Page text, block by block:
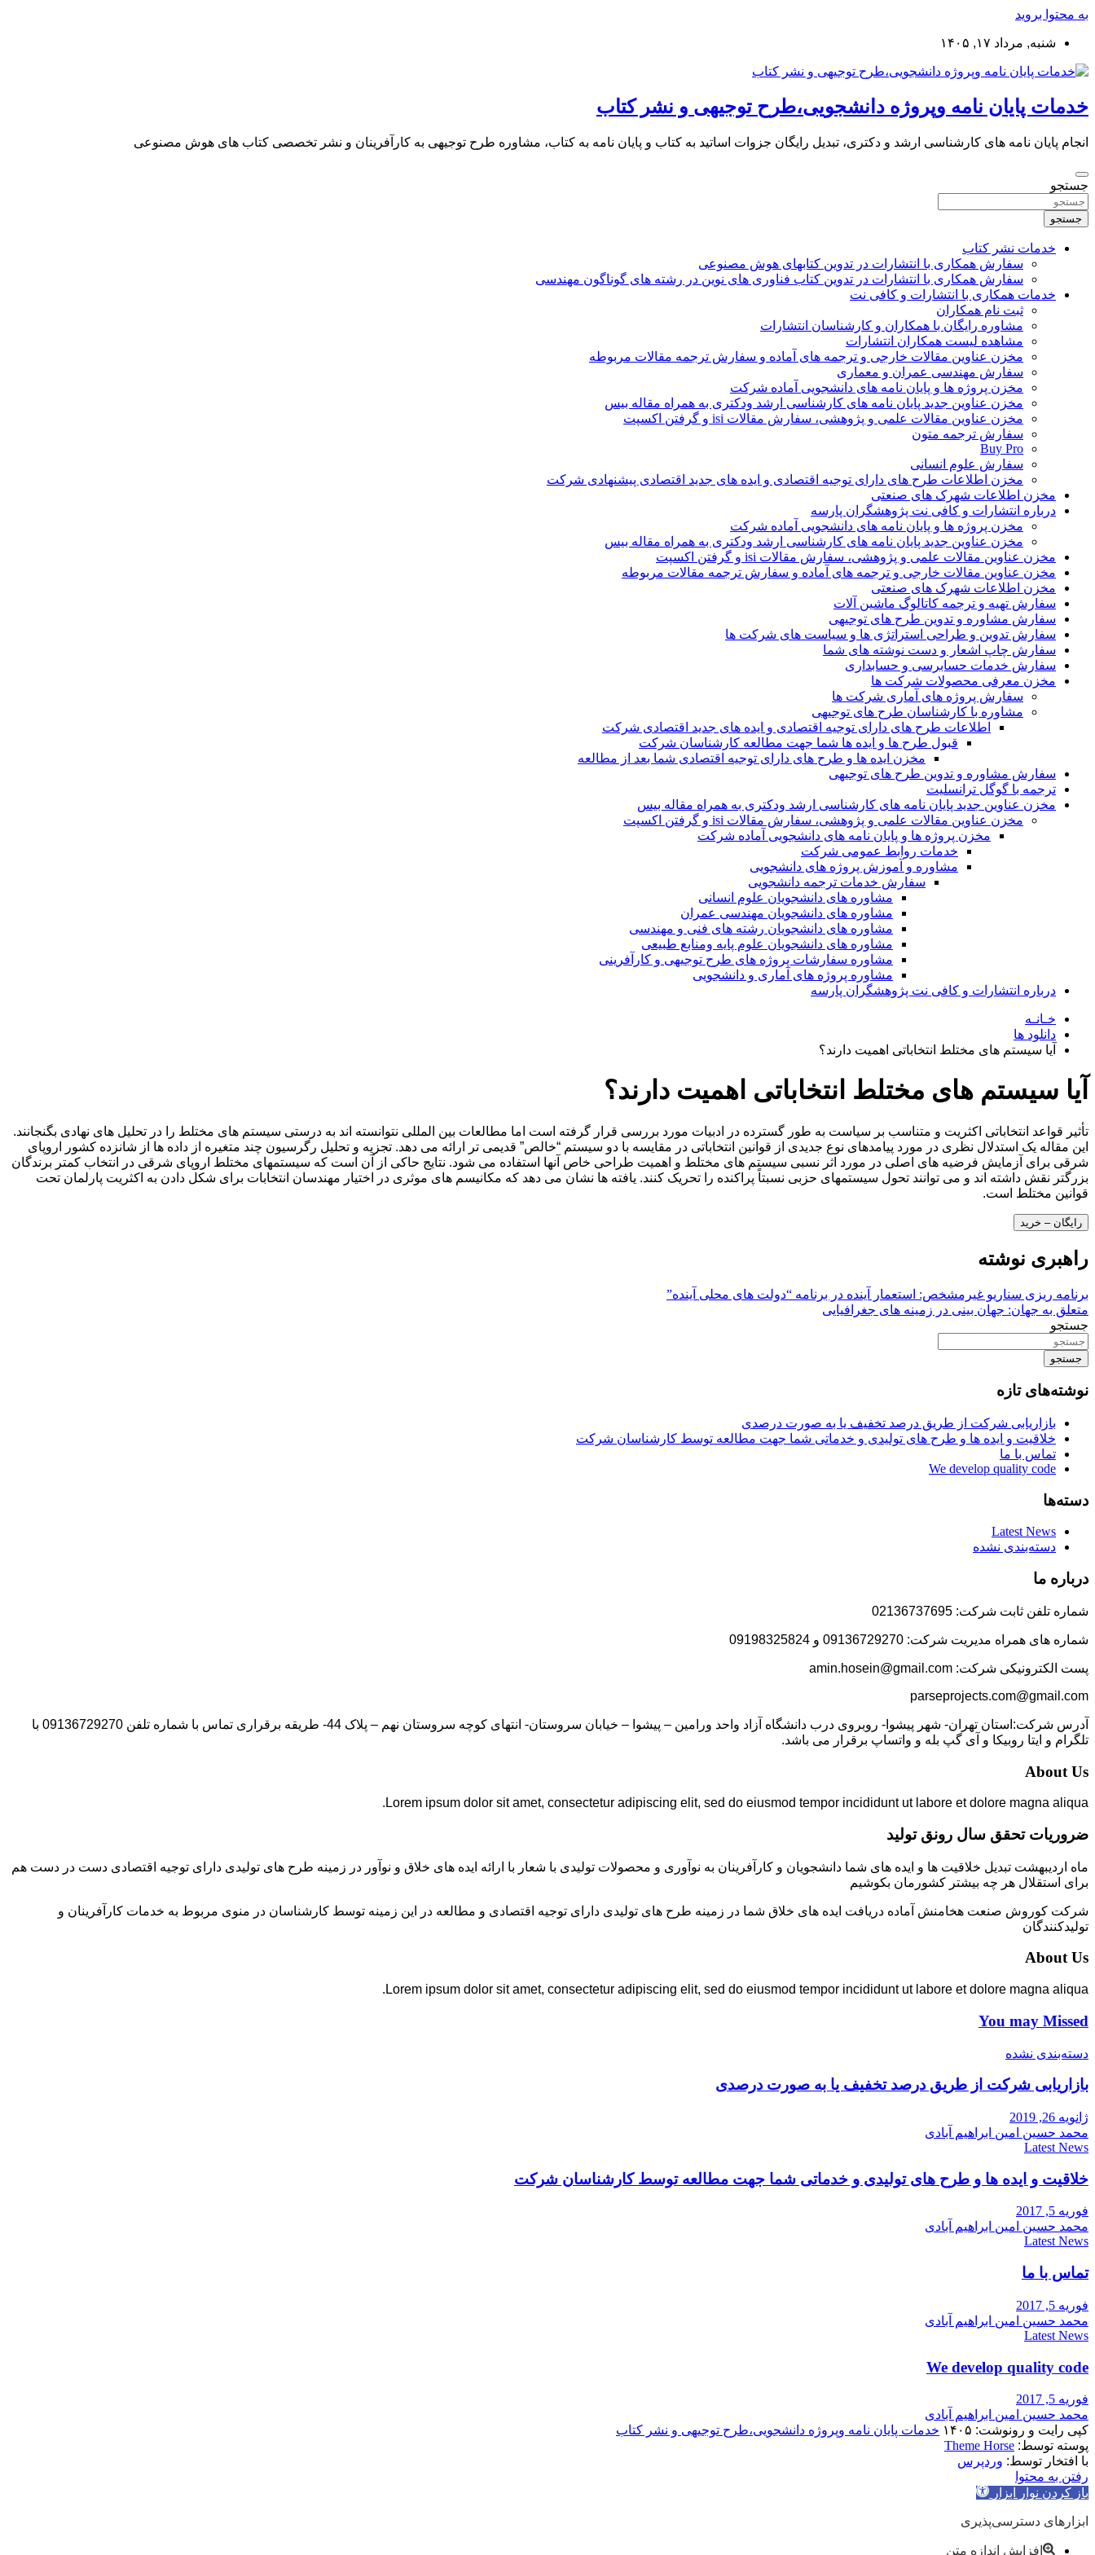
به محتوا بروید
شنبه, مرداد ۱۷, ۱۴۰۵
خدمات پایان نامه وپروژه دانشجویی،طرح توجیهی و نشر کتاب
انجام پایان نامه های کارشناسی ارشد و دکتری، تبدیل رایگان جزوات اساتید به کتاب و پایان نامه به کتاب، مشاوره طرح توجیهی به کارآفرینان و نشر تخصصی کتاب های هوش مصنوعی
جستجو
جستجو
خدمات نشر کتاب
سفارش همکاری با انتشارات در تدوین کتابهای هوش مصنوعی
سفارش همکاری با انتشارات در تدوین کتاب فناوری های نوین در رشته های گوناگون مهندسی
خدمات همکاری با انتشارات و کافی نت
ثبت نام همکاران
مشاوره رایگان با همکاران و کارشناسان انتشارات
مشاهده لیست همکاران انتشارات
مخزن عناوین مقالات خارجی و ترجمه های آماده و سفارش ترجمه مقالات مربوطه
سفارش مهندسی عمران و معماری
مخزن پروژه ها و پایان نامه های دانشجویی آماده شرکت
مخزن عناوین جدید پایان نامه های کارشناسی ارشد ودکتری به همراه مقاله بیس
مخزن عناوین مقالات علمی و پژوهشی، سفارش مقالات isi و گرفتن اکسپت
سفارش ترجمه متون
Buy Pro
سفارش علوم انسانی
مخزن اطلاعات طرح های دارای توجیه اقتصادی و ایده های جدید اقتصادی پیشنهادی شرکت
مخزن اطلاعات شهرک های صنعتی
درباره انتشارات و کافی نت پژوهشگران پارسه
مخزن پروژه ها و پایان نامه های دانشجویی آماده شرکت
مخزن عناوین جدید پایان نامه های کارشناسی ارشد ودکتری به همراه مقاله بیس
مخزن عناوین مقالات علمی و پژوهشی، سفارش مقالات isi و گرفتن اکسپت
مخزن عناوین مقالات خارجی و ترجمه های آماده و سفارش ترجمه مقالات مربوطه
مخزن اطلاعات شهرک های صنعتی
سفارش تهیه و ترجمه کاتالوگ ماشین آلات
سفارش مشاوره و تدوین طرح های توجیهی
سفارش تدوین و طراحی استراتژی ها و سیاست های شرکت ها
سفارش چاپ اشعار و دست نوشته های شما
سفارش خدمات حسابرسی و حسابداری
مخزن معرفی محصولات شرکت ها
سفارش پروژه های آماری شرکت ها
مشاوره با کارشناسان طرح های توجیهی
اطلاعات طرح های دارای توجیه اقتصادی و ایده های جدید اقتصادی شرکت
قبول طرح ها و ایده ها شما جهت مطالعه کارشناسان شرکت
مخزن ایده ها و طرح های دارای توجیه اقتصادی شما بعد از مطالعه
سفارش مشاوره و تدوین طرح های توجیهی
ترجمه با گوگل ترانسلیت
مخزن عناوین جدید پایان نامه های کارشناسی ارشد ودکتری به همراه مقاله بیس
مخزن عناوین مقالات علمی و پژوهشی، سفارش مقالات isi و گرفتن اکسپت
مخزن پروژه ها و پایان نامه های دانشجویی آماده شرکت
خدمات روابط عمومی شرکت
مشاوره و آموزش پروژه های دانشجویی
سفارش خدمات ترجمه دانشجویی
مشاوره های دانشجویان علوم انسانی
مشاوره های دانشجویان مهندسی عمران
مشاوره های دانشجویان رشته های فنی و مهندسی
مشاوره های دانشجویان علوم پایه ومنابع طبیعی
مشاوره سفارشات پروژه های طرح توجیهی و کارآفرینی
مشاوره پروژه های آماری و دانشجویی
درباره انتشارات و کافی نت پژوهشگران پارسه
خـانـه
دانلود ها
آیا سیستم های مختلط انتخاباتی اهمیت دارند؟
آیا سیستم های مختلط انتخاباتی اهمیت دارند؟
تأثیر قواعد انتخاباتی اکثریت و متناسب بر سیاست به طور گسترده در ادبیات مورد بررسی قرار گرفته است اما مطالعات بین المللی نتوانسته اند به درستی سیستم های مختلط را در تحلیل های نهادی بگنجانند.
این مقاله یک استدلال نظری در مورد پیامدهای نوع جدیدی از قوانین انتخاباتی در مقایسه با دو سیستم “خالص” قدیمی تر ارائه می دهد. تجزیه و تحلیل رگرسیون چند متغیره از داده ها از شانزده کشور اروپای
شرقی برای آزمایش فرضیه های اصلی در مورد اثر نسبی سیستم های مختلط و اهمیت طراحی خاص آنها استفاده می شود. نتایج حاکی از آن است که سیستمهای مختلط اروپای شرقی در انتخاب کمتر برندگان
بزرگتر نقش داشته اند و می توانند تحول سیستمهای حزبی نسبتاً پراکنده را تحریک کنند. یافته ها نشان می دهد که مکانیسم های موثری در اختیار مهندسان انتخابات برای شکل دادن به اکثریت پارلمان تحت
قوانین مختلط است.
رایگان – خرید
راهبری نوشته
برنامه ریزی سناریو غیرمشخص: استعمار آینده در برنامه “دولت های محلی آینده”
متعلق به جهان: جهان بینی در زمینه های جغرافیایی
جستجو
جستجو
نوشته‌های تازه
بازاریابی شرکت از طریق درصد تخفیف یا به صورت درصدی
خلاقیت و ایده ها و طرح های تولیدی و خدماتی شما جهت مطالعه توسط کارشناسان شرکت
تماس با ما
We develop quality code
دسته‌ها
Latest News
دسته‌بندی نشده
درباره ما
شماره تلفن ثابت شرکت: 02136737695
شماره های همراه مدیریت شرکت: 09136729270 و 09198325824
پست الکترونیکی شرکت: amin.hosein@gmail.com
parseprojects.com@gmail.com
آدرس شرکت:استان تهران- شهر پیشوا- روبروی درب دانشگاه آزاد واحد ورامین – پیشوا – خیابان سروستان- انتهای کوچه سروستان نهم – پلاک 44- طریقه برقراری تماس با شماره تلفن 09136729270 با
تلگرام و ایتا روبیکا و آی گپ بله و واتساپ برقرار می باشد.
About Us
Lorem ipsum dolor sit amet, consectetur adipiscing elit, sed do eiusmod tempor incididunt ut labore et dolore magna aliqua.
ضروریات تحقق سال رونق تولید
ماه اردیبهشت تبدیل خلاقیت ها و ایده های شما دانشجویان و کارآفرینان به نوآوری و محصولات تولیدی با شعار با ارائه ایده های خلاق و نوآور در زمینه طرح های تولیدی دارای توجیه اقتصادی دست در دست هم
برای استقلال هر چه بیشتر کشورمان بکوشیم
شرکت کوروش صنعت هخامنش آماده دریافت ایده های خلاق شما در زمینه طرح های تولیدی دارای توجیه اقتصادی و مطالعه در این زمینه توسط کارشناسان در منوی مربوط به خدمات کارآفرینان و
تولیدکنندگان
About Us
Lorem ipsum dolor sit amet, consectetur adipiscing elit, sed do eiusmod tempor incididunt ut labore et dolore magna aliqua.
You may Missed
دسته‌بندی نشده
بازاریابی شرکت از طریق درصد تخفیف یا به صورت درصدی
ژانویه 26, 2019
محمد حسین امین ابراهیم آبادی
Latest News
خلاقیت و ایده ها و طرح های تولیدی و خدماتی شما جهت مطالعه توسط کارشناسان شرکت
فوریه 5, 2017
محمد حسین امین ابراهیم آبادی
Latest News
تماس با ما
فوریه 5, 2017
محمد حسین امین ابراهیم آبادی
Latest News
We develop quality code
فوریه 5, 2017
محمد حسین امین ابراهیم آبادی
کپی رایت و رونوشت: ۱۴۰۵
خدمات پایان نامه وپروژه دانشجویی،طرح توجیهی و نشر کتاب
پوسته توسط: Theme Horse
با افتخار توسط: وردپرس
رفتن به محتوا
باز کردن نوار ابزار
ابزارهای دسترسی‌پذیری
افزایش اندازه متن